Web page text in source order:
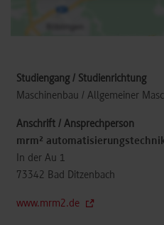
Maschinenbau / Allgemeiner
mrm²
In der Au 1
73342 Bad Ditzenbach
www.mrm2.de